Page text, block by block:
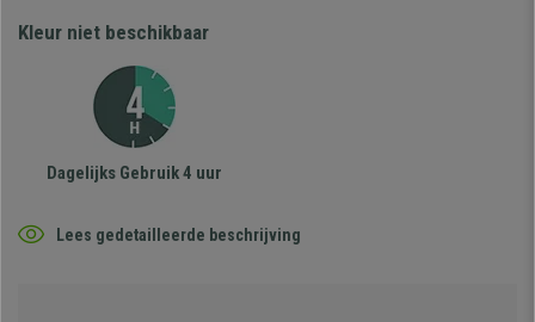
Kleur niet beschikbaar
Dagelijks Gebruik 4 uur
Lees gedetailleerde beschrijving